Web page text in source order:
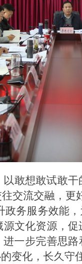
敢想敢试敢
交流交融，
务服务效能
文化资源，
一步完善思
变化，长久守